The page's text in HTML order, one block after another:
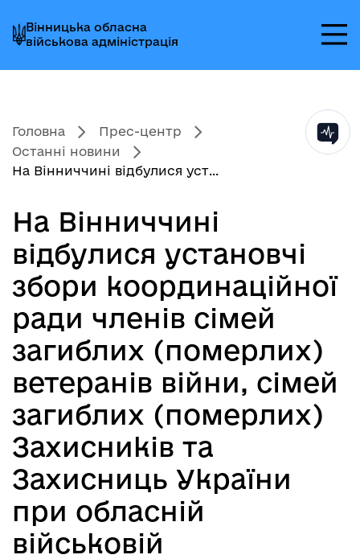
до
головного
меню
до
головного
вмісту
до
головного
колонтитула
Вінницька обласна
військова адміністрація
Головна
Прес-центр
Останні новини
На Вінниччині відбулися уст...
На Вінниччині
відбулися установчі
збори координаційної
ради членів сімей
загиблих (померлих)
ветеранів війни, сімей
загиблих (померлих)
Захисників та
Захисниць України
при обласній
військовій